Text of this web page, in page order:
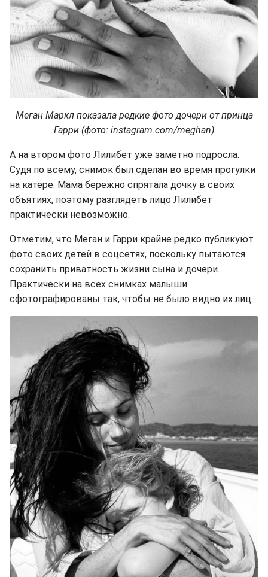
Меган Маркл показала редкие фото дочери от принца
Гарри (фото: instagram.com/meghan)
А на втором фото Лилибет уже заметно подросла.
Судя по всему, снимок был сделан во время прогулки
на катере. Мама бережно спрятала дочку в своих
объятиях, поэтому разглядеть лицо Лилибет
практически невозможно.
Отметим, что Меган и Гарри крайне редко публикуют
фото своих детей в соцсетях, поскольку пытаются
сохранить приватность жизни сына и дочери.
Практически на всех снимках малыши
сфотографированы так, чтобы не было видно их лиц.